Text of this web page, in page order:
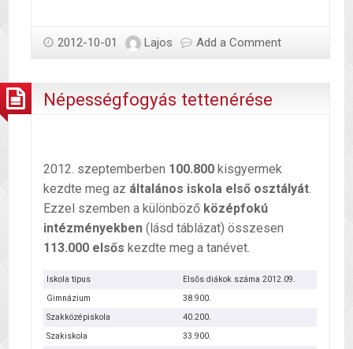
lopjanak
2012-10-01 Lajos Add a Comment
Népességfogyás tettenérése
2012. szeptemberben 100.800 kisgyermek
kezdte meg az általános iskola első osztályát.
Ezzel szemben a különböző középfokú
intézményekben (lásd táblázat) összesen
113.000 elsős kezdte meg a tanévet.
Iskola típus
Elsős diákok száma 2012.09.
Gimnázium
38.900.
Szakközépiskola
40.200.
Szakiskola
33.900.